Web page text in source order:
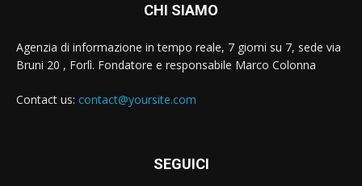
CHI SIAMO
Agenzia di informazione in tempo reale, 7 giorni su 7, sede via
Bruni 20 , Forlì. Fondatore e responsabile Marco Colonna
Contact us: contact@yoursite.com
SEGUICI